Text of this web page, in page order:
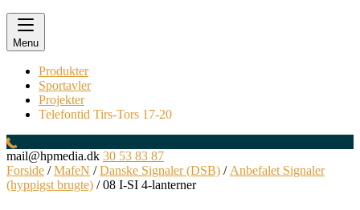
Menu
Produkter
Sportavler
Projekter
Telefontid Tirs-Tors 17-20
mail@hpmedia.dk 30 53 83 87
Forside /MafeN /Danske Signaler (DSB) / Anbefalet Signaler
(hyppigst brugte) / 08 I-SI 4-lanterner